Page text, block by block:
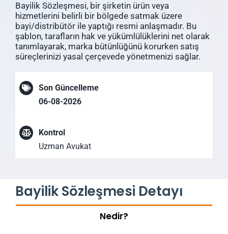
Bayilik Sözleşmesi, bir şirketin ürün veya
hizmetlerini belirli bir bölgede satmak üzere
bayi/distribütör ile yaptığı resmi anlaşmadır. Bu
şablon, tarafların hak ve yükümlülüklerini net olarak
tanımlayarak, marka bütünlüğünü korurken satış
süreçlerinizi yasal çerçevede yönetmenizi sağlar.
Son Güncelleme
06-08-2026
Kontrol
Uzman Avukat
Bayilik Sözleşmesi Detayı
Nedir?